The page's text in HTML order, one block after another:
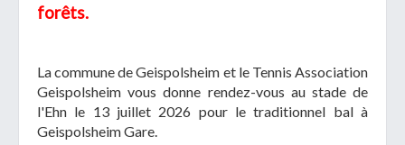
forêts.
La commune de Geispolsheim et le Tennis Association
Geispolsheim vous donne rendez-vous au stade de
l'Ehn le 13 juillet 2026 pour le traditionnel bal à
Geispolsheim Gare.